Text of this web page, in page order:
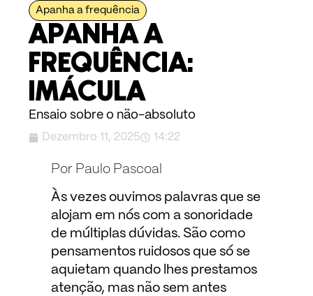
Apanha a frequência
APANHA A
FREQUÊNCIA:
IMÁCULA
Ensaio sobre o não-absoluto
Dezembro 11, 2025 14:22
Por Paulo Pascoal
Às vezes ouvimos palavras que se
alojam em nós com a sonoridade
de múltiplas dúvidas. São como
pensamentos ruidosos que só se
aquietam quando lhes prestamos
atenção, mas não sem antes